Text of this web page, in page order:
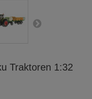
Traktoren 1:32